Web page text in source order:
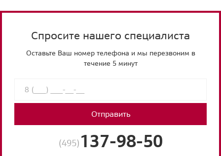
Спросите нашего специалиста
Оставьте Ваш номер телефона и мы перезвоним в
течение 5 минут
Отправить
(495) 137-98-50